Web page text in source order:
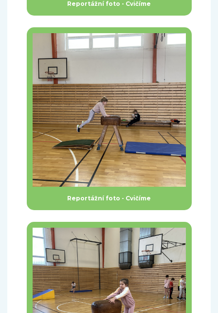
Reportážní foto - Cvičíme
Reportážní foto - Cvičíme